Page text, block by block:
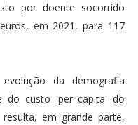
por doente socorrido
em 2021, para 117
da demografia
do custo 'per capita' do
em grande parte,